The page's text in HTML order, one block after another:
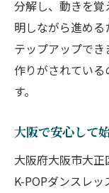
特徴
初心者歓迎
初心者
コツ
K-POP
イント
分解し、動きを
明しながら進め
テップアップで
作りがされている
す。
大阪で安心して
大阪府大阪市大
K-POPダンスレ